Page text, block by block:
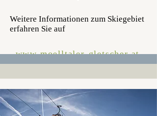
Weitere Informationen zum Skiegebiet
erfahren Sie auf
www.moelltaler-gletscher.at